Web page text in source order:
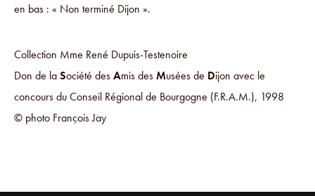
en bas : « Non terminé Dijon ».
Collection Mme René Dupuis-Testenoire
Don de laSociété desAmis desMusées de Dijon avec le
concours du Conseil Régional de Bourgogne (F.R.A.M.), 1998
© photo François Jay